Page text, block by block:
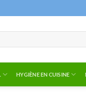
HYGIÈNE EN CUISINE